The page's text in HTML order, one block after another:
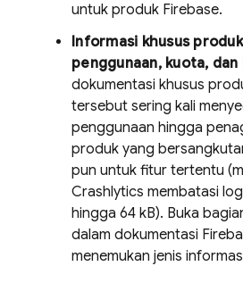
untuk produk Firebase.
Informasi khusus
penggunaan, kuota,
dokumentasi khusus
tersebut sering kali
penggunaan hingga
produk yang
pun untuk fitur tertentu
Crashlytics membatasi
hingga 64 kB). Buka
dalam dokumentasi
menemukan jenis